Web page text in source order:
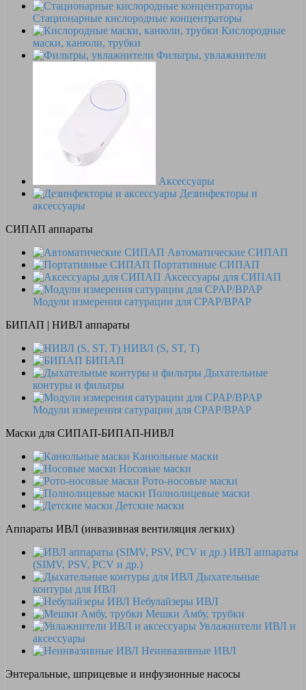
Стационарные кислородные концентраторы
Кислородные
маски, канюли, трубки
Фильтры, увлажнители
Аксессуары
Дезинфекторы и
аксессуары
СИПАП аппараты
Автоматические СИПАП
Портативные СИПАП
Аксессуары для СИПАП
Модули измерения сатурации для CPAP/BPAP
БИПАП | НИВЛ аппараты
НИВЛ (S, ST, T)
БИПАП
Дыхательные
контуры и фильтры
Модули измерения сатурации для CPAP/BPAP
Маски для СИПАП-БИПАП-НИВЛ
Канюльные маски
Носовые маски
Рото-носовые маски
Полнолицевые маски
Детские маски
Аппараты ИВЛ (инвазивная вентиляция легких)
ИВЛ аппараты
(SIMV, PSV, PCV и др.)
Дыхательные
контуры для ИВЛ
Небулайзеры ИВЛ
Мешки Амбу, трубки
Увлажнители ИВЛ и
аксессуары
Неинвазивные ИВЛ
Энтеральные, шприцевые и инфузионные насосы